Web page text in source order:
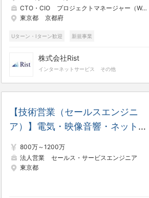
ューション企業
CTO・CIO
プロジェクトマネージャー（Web・オープン系）
東京都
京都府
Uターン・Iターン歓迎 新規事業
フレックスタイム
株式会社Rist
インターネットサービス その他
【技術営業（セールスエンジニ
ア）】電気・映像音響・ネットワ
案｜新規開拓なし・元請/大手案
件で技術を極める｜フレックス・
800万～1200万
法人営業
セールス・サービスエンジニア
東京都